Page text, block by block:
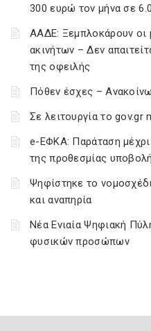
300 ευρώ τον μήνα σε
ΑΑΔΕ: Ξεμπλοκάρουν οι
ακινήτων – Δεν
της οφειλής
Πόθεν έσχες –
Σε λειτουργία το gov.gr
e-ΕΦΚΑ: Παράταση
της προθεσμίας
Ψηφίστηκε το
και αναπηρία
Νέα Ενιαία Ψηφιακή
φυσικών προσώπων